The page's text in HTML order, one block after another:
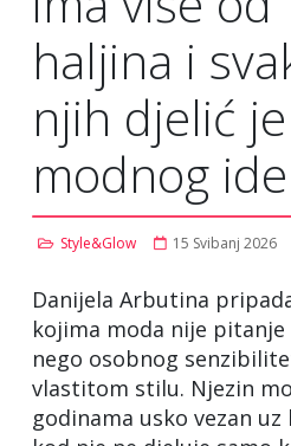
haljina i
njih djelić
modnog
Style&Glow 15 Svibanj 2026
Danijela Arbutina
kojima moda nije
nego osobnog
vlastitom stilu. Njezin
godinama usko vezan